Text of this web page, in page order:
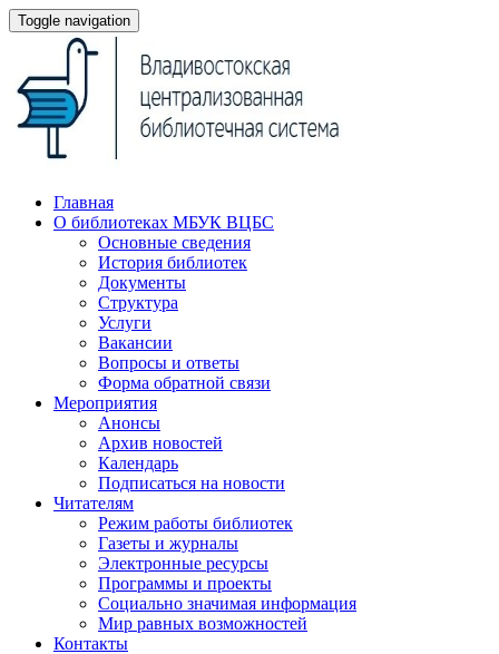
Toggle navigation
Главная
О библиотеках МБУК ВЦБС
Основные сведения
История библиотек
Документы
Структура
Услуги
Вакансии
Вопросы и ответы
Форма обратной связи
Мероприятия
Анонсы
Архив новостей
Календарь
Подписаться на новости
Читателям
Режим работы библиотек
Газеты и журналы
Электронные ресурсы
Программы и проекты
Социально значимая информация
Мир равных возможностей
Контакты